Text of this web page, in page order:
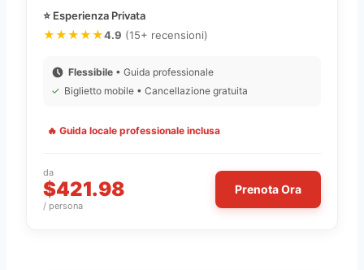
⭐ Esperienza Privata
★★★★★4.9 (15+ recensioni)
Flessibile • Guida professionale
✓ Biglietto mobile • Cancellazione gratuita
🔥 Guida locale professionale inclusa
da
$421.98
/ persona
Prenota Ora